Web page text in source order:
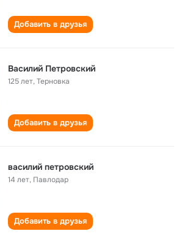
Добавить в друзья
Василий Петровский
125 лет,Терновка
Добавить в друзья
василий петровский
14 лет, Павлодар
Добавить в друзья